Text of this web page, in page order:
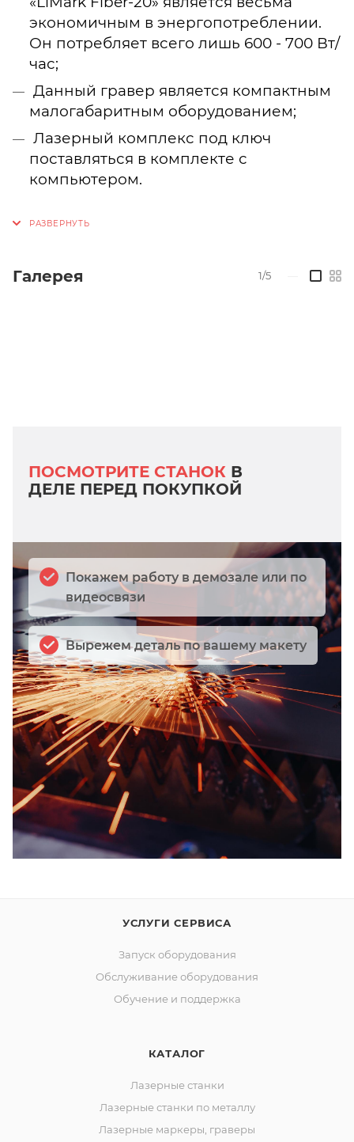
экономичным в энергопотреблении.
Он потребляет всего лишь 600 - 700 Вт/
час;
Данный гравер является компактным
малогабаритным оборудованием;
Лазерный комплекс под ключ
поставляться в комплекте с
компьютером.
Галерея 1/5
Покажем работу в демозале или по
видеосвязи
Вырежем деталь по вашему макету
ПОСМОТРИТЕ СТАНОК В
ДЕЛЕ ПЕРЕД ПОКУПКОЙ
УСЛУГИ СЕРВИСА
Запуск оборудования
Обслуживание оборудования
Обучение и поддержка
КАТАЛОГ
Лазерные станки
Лазерные станки по металлу
Лазерные маркеры, граверы